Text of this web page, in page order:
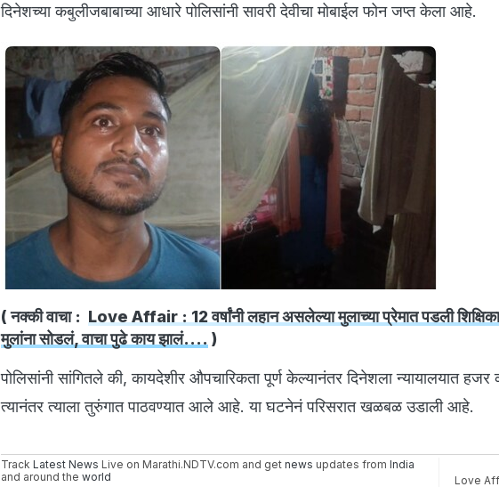
दिनेशच्या कबुलीजबाबाच्या आधारे पोलिसांनी सावरी देवीचा मोबाईल फोन जप्त केला आहे.
( नक्की वाचा : Love Affair : 12 वर्षांनी लहान असलेल्या मुलाच्या प्रेमात पडली
मुलांना सोडलं, वाचा पुढे काय झालं.... )
पोलिसांनी सांगितले की, कायदेशीर औपचारिकता पूर्ण केल्यानंतर दिनेशला न्यायालयात
त्यानंतर त्याला तुरुंगात पाठवण्यात आले आहे. या घटनेनं परिसरात खळबळ उडाली आहे.
Track Latest News Live on Marathi.NDTV.com and get news updates from India
and around the world Love